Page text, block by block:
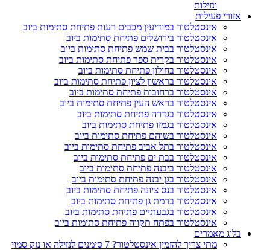
פעילות
אינסטלטור במודיעין מכבים רעות פתיחת סתימות ביוב
אינסטלטור בירושלים פתיחת סתימות ביוב
אינסטלטור בבית שמש פתיחת סתימות ביוב
אינסטלטור בקרית ספר פתיחת סתימות ביוב
אינסטלטור בחולון פתיחת סתימות ביוב
אינסטלטור בראשון לציון פתיחת סתימות ביוב
אינסטלטור ברחובות פתיחת סתימות ביוב
אינסטלטור בראש העין פתיחת סתימות ביוב
אינסטלטור בגדרה פתיחת סתימות ביוב
אינסטלטור בגמזו פתיחת סתימות ביוב
אינסטלטור בשוהם פתיחת סתימות ביוב
אינסטלטור בתל אביב פתיחת סתימות ביוב
אינסטלטור בבת ים פתיחת סתימות ביוב
אינסטלטור ביבנה פתיחת סתימות ביוב
אינסטלטור בגן יבנה פתיחת סתימות ביוב
אינסטלטור בנס ציונה פתיחת סתימות ביוב
אינסטלטור ברמת גן פתיחת סתימות ביוב
אינסטלטור בגבעתיים פתיחת סתימות ביוב
אינסטלטור בפתח תקווה פתיחת סתימות ביוב
מאמרים
מתי צריך להזמין אינסטלטור? 7 סימנים לנזילה או נזק סמוי